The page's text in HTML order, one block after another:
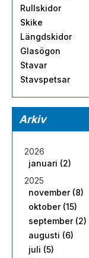
Rullskidor
Skike
Längdskidor
Glasögon
Stavar
Stavspetsar
Arkiv
2026
januari (2)
2025
november (8)
oktober (15)
september (2)
augusti (6)
juli (5)